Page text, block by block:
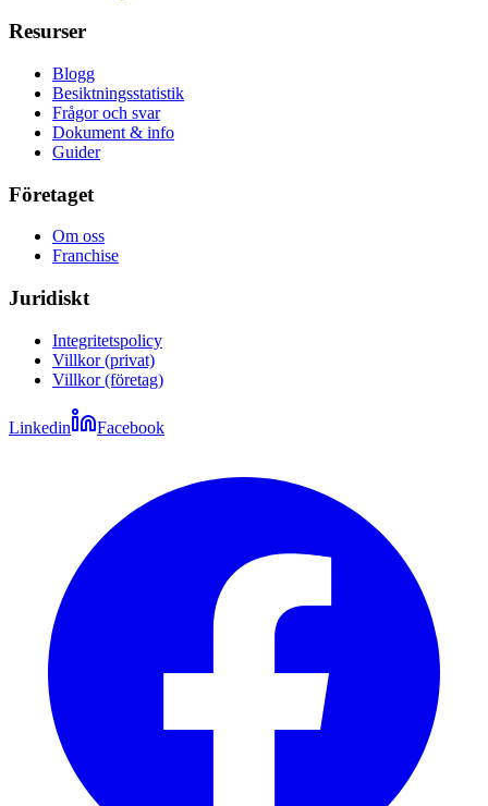
Resurser
Blogg
Besiktningsstatistik
Frågor och svar
Dokument & info
Guider
Företaget
Om oss
Franchise
Juridiskt
Integritetspolicy
Villkor (privat)
Villkor (företag)
Linkedin Facebook